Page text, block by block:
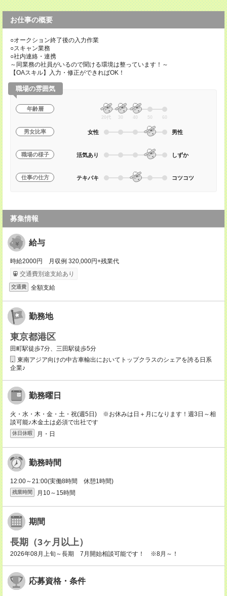
お仕事の概要
○オークション終了後の入力作業
○スキャン業務
○社内連絡・連携
～同業務の社員がいるので聞ける環境は整っています！～
【OAスキル】入力・修正ができればOK！
職場の雰囲気
年齢層
20代 30 40 50 60
男女比率 女性 男性
職場の様子 活気あり しずか
仕事の仕方 テキパキ コツコツ
募集情報
給与
時給2000円 月収例 320,000円+残業代
交通費別途支給あり
交通費 全額支給
勤務地
東京都港区
田町駅徒歩7分、三田駅徒歩5分
東南アジア向けの中古車輸出においてトップクラスのシェアを誇る日系
企業♪
勤務曜日
火・水・木・金・土・祝(週5日) ※お休みは日＋月になります！週3日～相
談可能♪木金土は必須で出社です
休日休暇 月・日
勤務時間
12:00～21:00(実働8時間 休憩1時間)
残業時間 月10～15時間
期間
長期（3ヶ月以上）
2026年08月上旬～長期 7月開始相談可能です！ ※8月～！
応募資格・条件